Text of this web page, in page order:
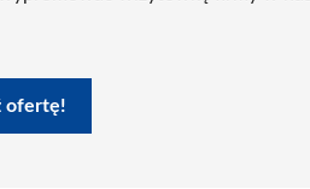
ofertę!